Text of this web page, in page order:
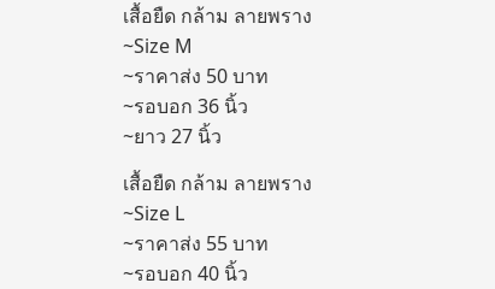
เสื้อยืด กล้าม ลายพราง
~Size M
~ราคาส่ง 50 บาท
~รอบอก 36 นิ้ว
~ยาว 27 นิ้ว
เสื้อยืด กล้าม ลายพราง
~Size L
~ราคาส่ง 55 บาท
~รอบอก 40 นิ้ว